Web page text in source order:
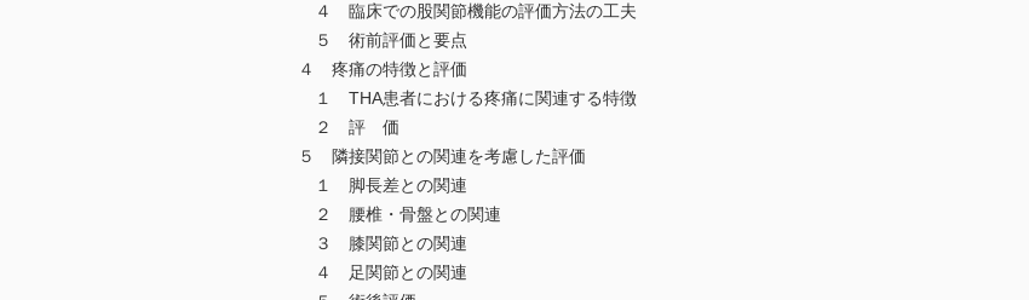
４ 臨床での股関節機能の評価方法の工夫
５ 術前評価と要点
４ 疼痛の特徴と評価
１ THA患者における疼痛に関連する特徴
２ 評 価
５ 隣接関節との関連を考慮した評価
１ 脚長差との関連
２ 腰椎・骨盤との関連
３ 膝関節との関連
４ 足関節との関連